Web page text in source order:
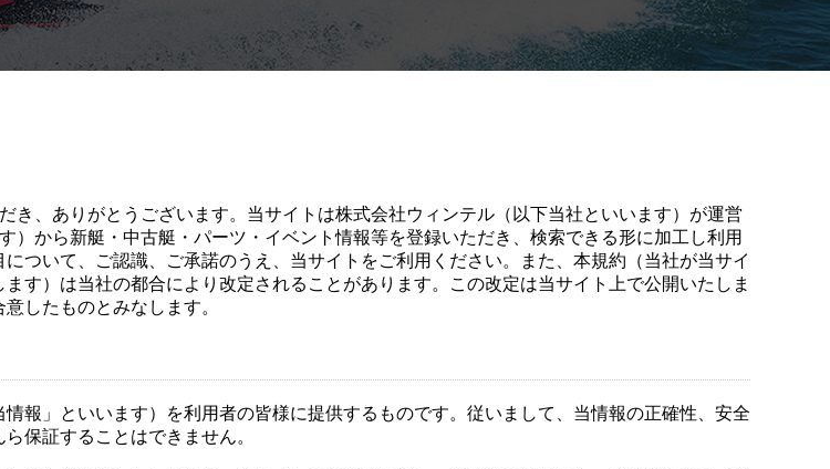
、ありがとうございます。当サイトは株式会社ウィンテル（以下当社といいます）が運営
から新艇・中古艇・パーツ・イベント情報等を登録いただき、検索できる形に加工し利用
ついて、ご認識、ご承諾のうえ、当サイトをご利用ください。また、本規約（当社が当サイ
す）は当社の都合により改定されることがあります。この改定は当サイト上で公開いたしま
したものとみなします。
報」といいます）を利用者の皆様に提供するものです。従いまして、当情報の正確性、安全
保証することはできません。